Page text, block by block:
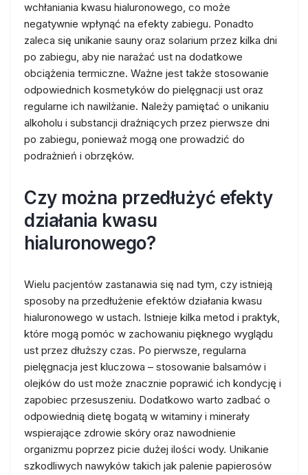
wchłaniania kwasu hialuronowego, co może
negatywnie wpłynąć na efekty zabiegu. Ponadto
zaleca się unikanie sauny oraz solarium przez kilka dni
po zabiegu, aby nie narażać ust na dodatkowe
obciążenia termiczne. Ważne jest także stosowanie
odpowiednich kosmetyków do pielęgnacji ust oraz
regularne ich nawilżanie. Należy pamiętać o unikaniu
alkoholu i substancji drażniących przez pierwsze dni
po zabiegu, ponieważ mogą one prowadzić do
podrażnień i obrzęków.
Czy można przedłużyć efekty
działania kwasu
hialuronowego?
Wielu pacjentów zastanawia się nad tym, czy istnieją
sposoby na przedłużenie efektów działania kwasu
hialuronowego w ustach. Istnieje kilka metod i praktyk,
które mogą pomóc w zachowaniu pięknego wyglądu
ust przez dłuższy czas. Po pierwsze, regularna
pielęgnacja jest kluczowa – stosowanie balsamów i
olejków do ust może znacznie poprawić ich kondycję i
zapobiec przesuszeniu. Dodatkowo warto zadbać o
odpowiednią dietę bogatą w witaminy i minerały
wspierające zdrowie skóry oraz nawodnienie
organizmu poprzez picie dużej ilości wody. Unikanie
szkodliwych nawyków takich jak palenie papierosów